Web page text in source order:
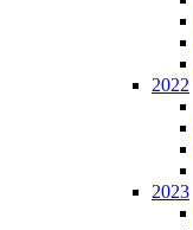
2022
2023